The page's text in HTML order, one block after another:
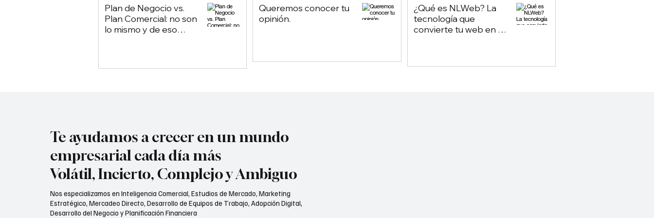
Plan de Negocio vs.
Plan Comercial: no son
lo mismo y de eso
Queremos conocer tu
opinión.
¿Qué es NLWeb? La
tecnología que
convierte tu web en un
Te ayudamos a crecer en un mundo
empresarial cada día más
Volátil, Incierto, Complejo y Ambiguo
Nos especializamos en Inteligencia Comercial, Estudios de Mercado, Marketing
Estratégico, Mercadeo Directo, Desarrollo de Equipos de Trabajo, Adopción Digital,
Desarrollo del Negocio y Planificación Financiera